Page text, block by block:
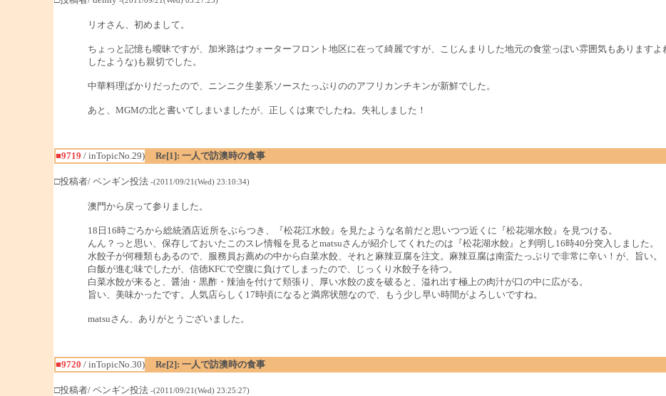
リオさん、初めまして。
ちょっと記憶も曖昧ですが、加米路はウォーターフロント地区に在って綺麗ですが、こじんまりした地元の食堂っぽい雰囲気もあります
したような)も親切でした。
中華料理ばかりだったので、ニンニク生姜系ソースたっぷりののアフリカンチキンが新鮮でした。
あと、MGMの北と書いてしまいましたが、正しくは東でしたね。失礼しました！
■9719 / inTopicNo.29)
Re[1]: 一人で訪澳時の食事
□投稿者/ ペンギン投法 -(2011/09/21(Wed) 23:10:34)
澳門から戻って参りました。
18日16時ごろから総統酒店近所をぶらつき、『松花江水餃』を見たような名前だと思いつつ近くに『松花湖水餃』を見つける。
んん？っと思い、保存しておいたこのスレ情報を見るとmatsuさんが紹介してくれたのは『松花湖水餃』と判明し16時40分突入しました。
水餃子が何種類もあるので、服務員お薦めの中から白菜水餃、それと麻辣豆腐を注文。麻辣豆腐は南蛮たっぷりで非常に辛い！が、旨い。
白飯が進む味でしたが、信徳KFCで空腹に負けてしまったので、じっくり水餃子を待つ。
白菜水餃が来ると、醤油・黒酢・辣油を付けて頬張り、厚い水餃の皮を破ると、溢れ出す極上の肉汁が口の中に広がる。
旨い、美味かったです。人気店らしく17時頃になると満席状態なので、もう少し早い時間がよろしいですね。
matsuさん、ありがとうございました。
■9720 / inTopicNo.30)
Re[2]: 一人で訪澳時の食事
□投稿者/ ペンギン投法 -(2011/09/21(Wed) 23:25:27)